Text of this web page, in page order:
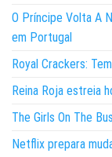
O Príncipe Volta A
em Portugal
Royal Crackers:
Reina Roja estreia
The Girls On The
Netflix prepara